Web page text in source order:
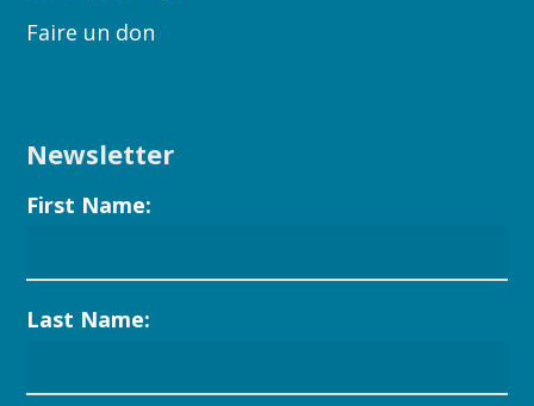
Faire un don
Newsletter
First Name:
Last Name: